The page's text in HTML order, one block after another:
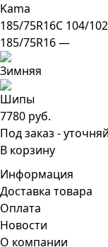
Kama
185/75R16C 104/
185/75R16 —
7780 руб.
Под заказ -
В корзину
Информация
Доставка товара
Оплата
Новости
О компании